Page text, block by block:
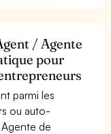
/ Agente
pour
parmi les
ou auto-
de